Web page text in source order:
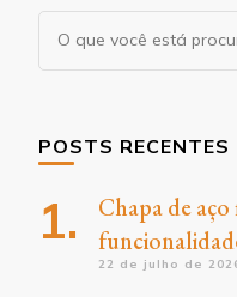
Procurando
algo?
POSTS RECENTES
Chapa de
22 de julho de